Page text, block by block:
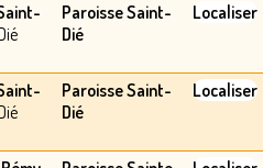
Paroisse Saint-
Dié
Localiser
Paroisse Saint-
Dié
Localiser